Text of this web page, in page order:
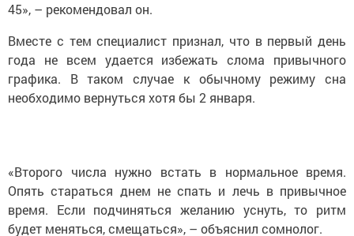
45», – рекомендовал он.
Вместе с тем специалист признал, что в первый день
года не всем удается избежать слома привычного
графика. В таком случае к обычному режиму сна
необходимо вернуться хотя бы 2 января.
«Второго числа нужно встать в нормальное время.
Опять стараться днем не спать и лечь в привычное
время. Если подчиняться желанию уснуть, то ритм
будет меняться, смещаться», – объяснил сомнолог.